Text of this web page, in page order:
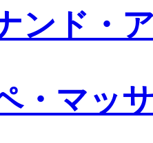
ンド・
・マッ